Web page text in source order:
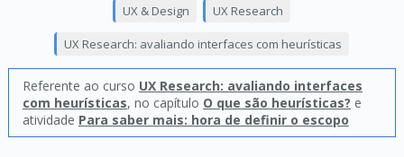
UX & Design UX Research
UX Research: avaliando interfaces com heurísticas
Referente ao curso UX Research: avaliando interfaces
com heurísticas, no capítulo O que são heurísticas? e
atividade Para saber mais: hora de definir o escopo